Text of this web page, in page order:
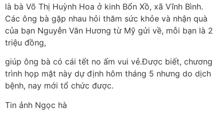
là bà Võ Thị Huỳnh Hoa ở kinh Bổn Xồ, xã Vĩnh Bình.
Các ông bà gặp nhau hỏi thăm sức khỏe và nhận quà
của bạn Nguyễn Văn Hương từ Mỹ gửi về, mỗi bạn là 2
triệu đồng,
giúp ông bà có cái tết no ấm vui vẻ.Được biết, chương
trình họp mặt này dự định hôm tháng 5 nhưng do dịch
bệnh, nay mới tổ chức được.
Tin ảnh Ngọc hà